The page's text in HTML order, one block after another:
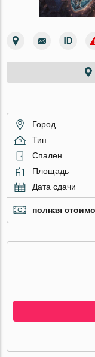
Город
Тип
Спален
Площадь
Дата сдачи
полная